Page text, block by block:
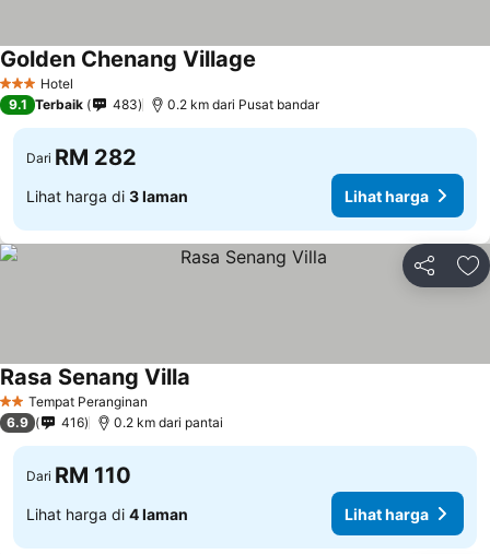
3 BintangHotel
Golden Chenang Village
9.1 Terbaik 483 0.2 km dari Pusat bandar
Dari RM 282
Lihat harga di 3 laman Lihat harga
Kongsi
2 BintangTempat Peranginan
Rasa Senang Villa
6.9 416 0.2 km dari pantai
Dari RM 110
Lihat harga di 4 laman Lihat harga